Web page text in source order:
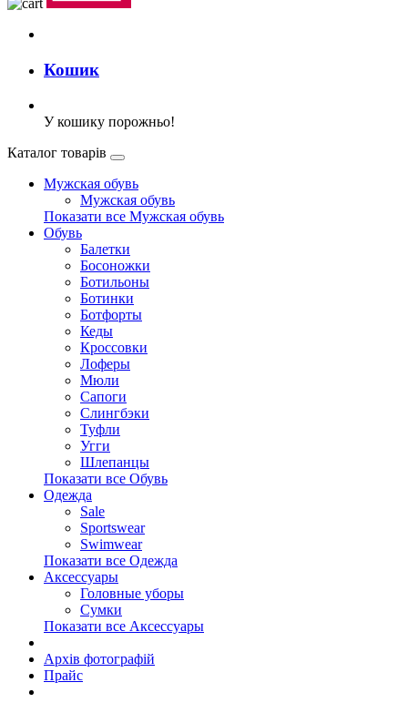
Кошик
У кошику порожньо!
Каталог товарів
Мужская обувь
Мужская обувь
Показати все Мужская обувь
Обувь
Балетки
Босоножки
Ботильоны
Ботинки
Ботфорты
Кеды
Кроссовки
Лоферы
Мюли
Сапоги
Слингбэки
Туфли
Угги
Шлепанцы
Показати все Обувь
Одежда
Sale
Sportswear
Swimwear
Показати все Одежда
Аксессуары
Головные уборы
Сумки
Показати все Аксессуары
Архів фотографій
Прайс